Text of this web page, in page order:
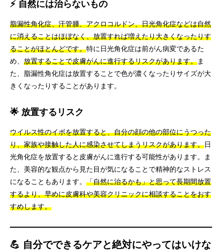
⚡ 自然には治らないもの
脂漏性角化症、汗管腫、アクロコルドン、日光角化症などは自然
に消えることはほぼなく、放置すれば増えたり大きくなったりす
ることがほとんどです。特に日光角化症は前がん病変であるた
め、 放置することで皮膚がんに進行するリスクがあります。ま
た、脂漏性角化症は放置することで色が濃くなったりサイズが大
きくなったりすることがあります。
🌟 放置するリスク
ウイルス性のイボを放置すると、自分の顔の他の部位にうつった
り、家族や接触した人に感染させてしまうリスクがあります。日
光角化症を放置すると皮膚がんに進行する可能性があります。ま
た、美容的な観点から見た目が気になることで精神的なストレス
になることもあります。 「自然に治るかも」と思って長期間放置
するより、早めに皮膚科や美容クリニックに相談することをおす
すめします。
💪 自分でできるケアと絶対にやってはいけな